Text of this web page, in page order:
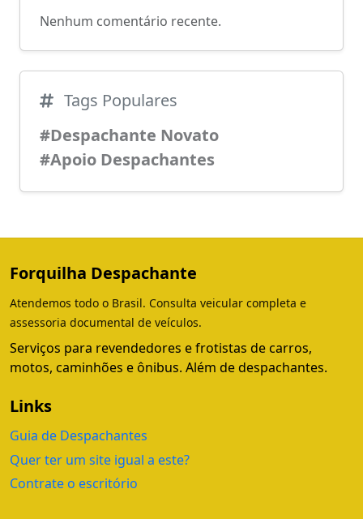
Nenhum comentário recente.
Tags Populares
#Despachante Novato
#Apoio Despachantes
Forquilha Despachante
Atendemos todo o Brasil. Consulta veicular completa e
assessoria documental de veículos.
Serviços para revendedores e frotistas de carros,
motos, caminhões e ônibus. Além de despachantes.
Links
Guia de Despachantes
Quer ter um site igual a este?
Contrate o escritório